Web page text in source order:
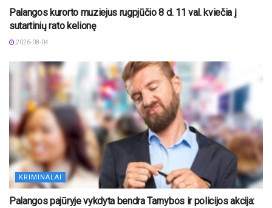
Palangos kurorto muziejus rugpjūčio 8 d. 11 val. kviečia į
sutartinių rato kelionę
2026-08-04
KRIMINALAI
Palangos pajūryje vykdyta bendra Tarnybos ir policijos akcija: